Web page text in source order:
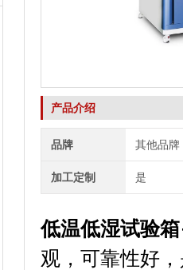
产品介绍
品牌 其他品牌
加工定制 是
低温低湿试验箱
观，可靠性好